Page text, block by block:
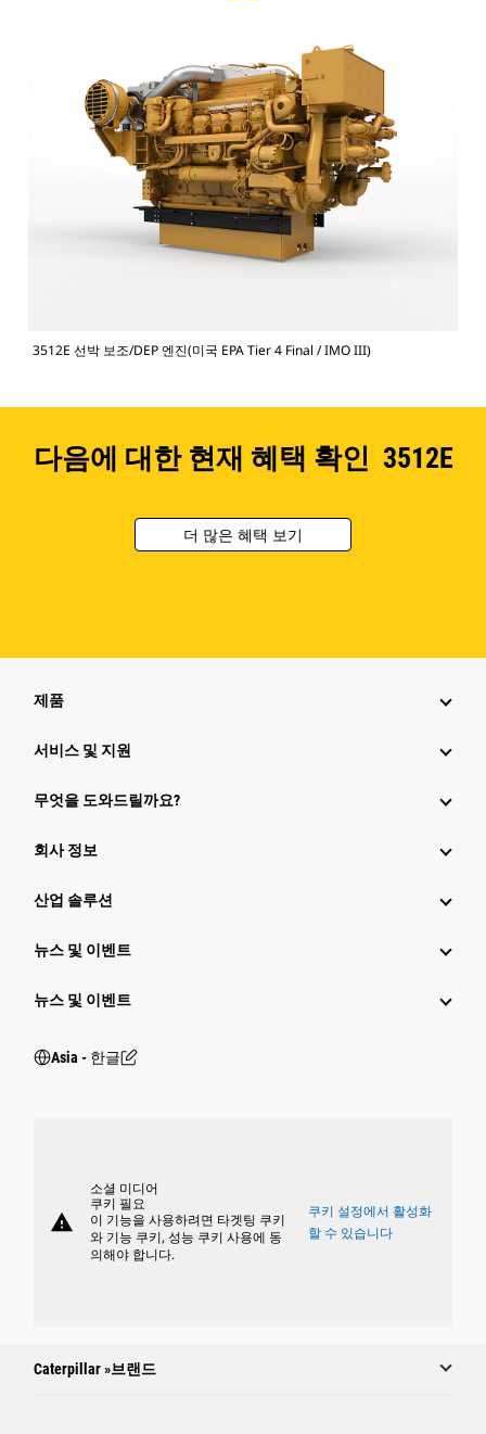
3512E 선박 보조/DEP 엔진(미국 EPA Tier 4 Final / IMO III)
다음에 대한 현재 혜택 확인 3512E
더 많은 혜택 보기
제품
서비스 및 지원
무엇을 도와드릴까요?
회사 정보
산업 솔루션
뉴스 및 이벤트
뉴스 및 이벤트
Asia - 한글
warning
소셜 미디어
쿠키 필요
이 기능을 사용하려면 타겟팅 쿠키
와 기능 쿠키, 성능 쿠키 사용에 동
의해야 합니다.
쿠키 설정에서 활성화
할 수 있습니다
Caterpillar »브랜드